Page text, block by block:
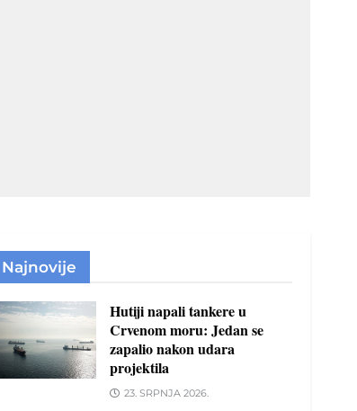
Najnovije
Hutiji napali tankere u
Crvenom moru: Jedan se
zapalio nakon udara
projektila
23. SRPNJA 2026.